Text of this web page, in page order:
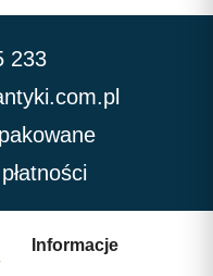
233
Informacje